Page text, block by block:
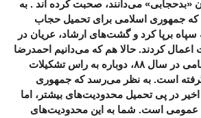
«بدحجابی» می‌دانند، صحبت کرده اند . به
برگردیم که جمهوری اسلامی برای تحمیل حجاب
سپاه برپا کرد و گشت‌های ارشاد، عریان در
کردند. حالا هم که می‌دانیم احمدرضا
رادان فرمانده کل انتظامی در سال ۸۸، دوباره به راس تشکیلات
گرفته است. به نظر می‌رسد که جمهوری
در پی تحمیل محدودیت‌های بیشتر، اما
عمومی است. شما به این محدودیت‌های